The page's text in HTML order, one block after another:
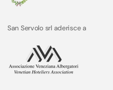
San Servolo srl aderisce a